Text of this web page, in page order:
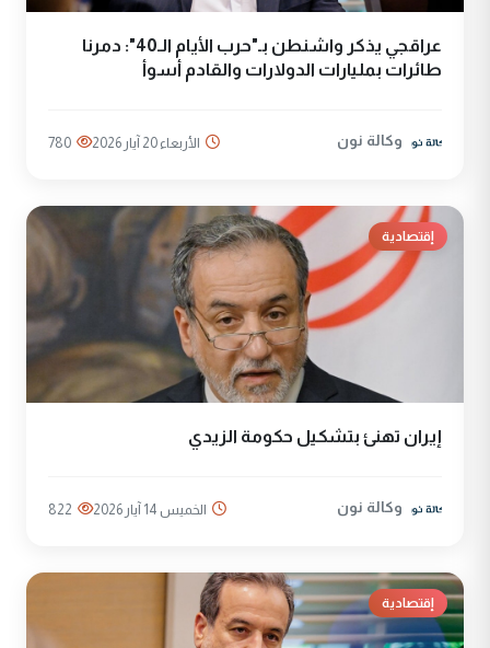
عراقجي يذكر واشنطن بـ"حرب الأيام الـ40": دمرنا
طائرات بمليارات الدولارات والقادم أسوأ
وكالة نون الأربعاء 20 آيار 2026 780
إقتصادية
إيران تهنئ بتشكيل حكومة الزيدي
وكالة نون الخميس 14 آيار 2026 822
إقتصادية